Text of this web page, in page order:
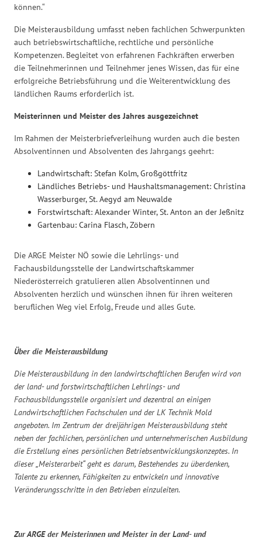
können.“
Die Meisterausbildung umfasst neben fachlichen Schwerpunkten
auch betriebswirtschaftliche, rechtliche und persönliche
Kompetenzen. Begleitet von erfahrenen Fachkräften erwerben
die Teilnehmerinnen und Teilnehmer jenes Wissen, das für eine
erfolgreiche Betriebsführung und die Weiterentwicklung des
ländlichen Raums erforderlich ist.
Meisterinnen und Meister des Jahres ausgezeichnet
Im Rahmen der Meisterbriefverleihung wurden auch die besten
Absolventinnen und Absolventen des Jahrgangs geehrt:
Landwirtschaft: Stefan Kolm, Großgöttfritz
Ländliches Betriebs- und Haushaltsmanagement: Christina
Wasserburger, St. Aegyd am Neuwalde
Forstwirtschaft: Alexander Winter, St. Anton an der Jeßnitz
Gartenbau: Carina Flasch, Zöbern
Die ARGE Meister NÖ sowie die Lehrlings- und
Fachausbildungsstelle der Landwirtschaftskammer
Niederösterreich gratulieren allen Absolventinnen und
Absolventen herzlich und wünschen ihnen für ihren weiteren
beruflichen Weg viel Erfolg, Freude und alles Gute.
Über die Meisterausbildung
Die Meisterausbildung in den landwirtschaftlichen Berufen wird von
der land- und forstwirtschaftlichen Lehrlings- und
Fachausbildungsstelle organisiert und dezentral an einigen
Landwirtschaftlichen Fachschulen und der LK Technik Mold
angeboten. Im Zentrum der dreijährigen Meisterausbildung steht
neben der fachlichen, persönlichen und unternehmerischen Ausbildung
die Erstellung eines persönlichen Betriebsentwicklungskonzeptes. In
dieser „Meisterarbeit“ geht es darum, Bestehendes zu überdenken,
Talente zu erkennen, Fähigkeiten zu entwickeln und innovative
Veränderungsschritte in den Betrieben einzuleiten.
Zur ARGE der Meisterinnen und Meister in der Land- und